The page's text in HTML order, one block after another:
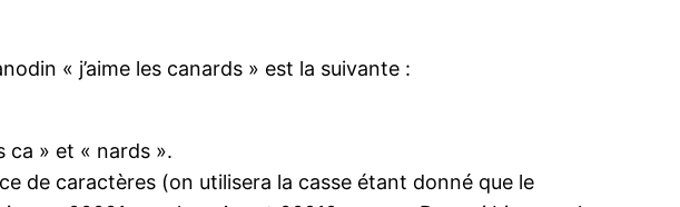
« j’aime les canards » est la suivante :
ca » et « nards ».
de caractères (on utilisera la casse étant donné que le